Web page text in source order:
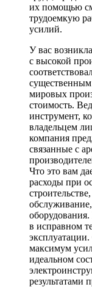
их помощью
трудоемкую
усилий.
У вас
с высокой
существенным
мировых
стоимость.
инструмент,
владельцем
компания
связанные с
Что это вам
расходы при
в исправном
максимум
идеальном
результатами